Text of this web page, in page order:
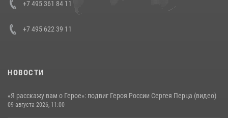
Кавказском федеральном округе Виталием Кузнецовым
+7 495 361 84 11
+7 495 622 39 11
НОВОСТИ
«Я расскажу вам о Герое»: подвиг Героя России Сергея Перца (видео)
09 августа 2026, 11:00